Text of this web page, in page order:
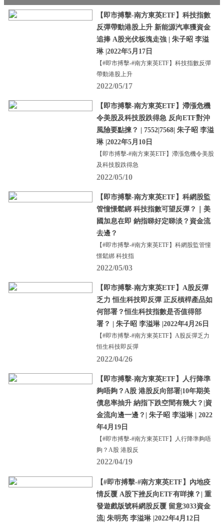
【即市搏擊-南方東英ETF】科技指數
反彈帶動港股上升 新能源汽車獲資金
追捧 A股光伏板塊走強 | 朱子昭 李溢
琳 |2022年5月17日
【#即市搏擊-#南方東英ETF】科技指數反彈
帶動港股上升
2022/05/17
【即市搏擊-南方東英ETF】滯漲危機
令美股及科技股跌得急 反向ETF對沖
風險要點揀？ | 7552|7568| 朱子昭 李溢
琳 |2022年5月10日
【即市搏擊-#南方東英ETF】滯漲危機令美股
及科技股跌得急
2022/05/10
【即市搏擊-南方東英ETF】科網股監
管憧憬鬆綁 科技指數可望反彈？｜美
國加息在即 鈉指睇好定睇淡？資金流
去邊？
【#即市搏擊-#南方東英ETF】科網股監管憧
憬鬆綁 科技指
2022/05/03
【即市搏擊-南方東英ETF】A股反彈
乏力 恒生科技即反彈 正反槓桿產品如
何部署？恒生科技指數是否值得部
署？ | 朱子昭 李溢琳 |2022年4月26日
【#即市搏擊-#南方東英ETF】A股反彈乏力
恒生科技即反彈
2022/04/26
【即市搏擊-南方東英ETF】人行降準
夠唔夠？A股 港股反向部署|10年期美
債息率抽升 納指下跌空間有幾大？|資
金流向邊一邊？| 朱子昭 李溢琳 | 2022
年4月19日
【#即市搏擊-#南方東英ETF】人行降準夠唔
夠？A股 港股反
2022/04/19
【#即市搏擊-#南方東英ETF】內地疫
情反覆 A股下挫反向ETF有咩揀？| 重
發遊戲版號科網股反覆 留意3033資金
流| 朱明亮 李溢琳 |2022年4月12日